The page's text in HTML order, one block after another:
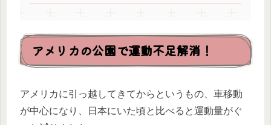
アメリカの公園で運動不足解消！
アメリカに引っ越してきてからというもの、車移動
が中心になり、日本にいた頃と比べると運動量がぐ